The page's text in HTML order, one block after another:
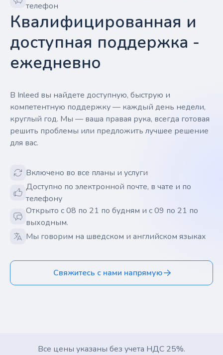
телефон
Квалифицированная и
доступная поддержка -
ежедневно
В Inleed вы найдете доступную, быструю и
компетентную поддержку — каждый день недели,
круглый год. Мы — ваша правая рука, всегда готовая
решить проблемы или предложить лучшее решение
для вас.
Включено во все планы и услуги
Доступно по электронной почте, в чате и по
телефону
Открыто с 08 по 21 по будням и с 09 по 21 по
выходным.
Мы говорим на шведском и английском языках
Свяжитесь с нами напрямую
Все цены указаны без учета НДС 25%.